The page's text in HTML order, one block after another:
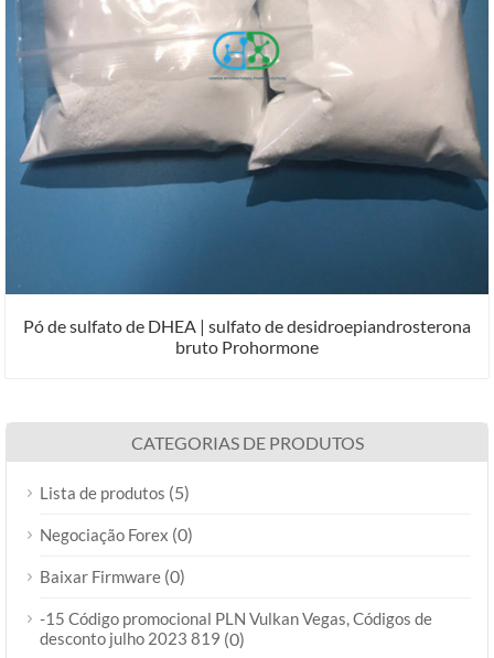
Pó de sulfato de DHEA | sulfato de desidroepiandrosterona
bruto Prohormone
CATEGORIAS DE PRODUTOS
Lista de produtos (5)
Negociação Forex (0)
Baixar Firmware (0)
-15 Código promocional PLN Vulkan Vegas, Códigos de
desconto julho 2023 819 (0)